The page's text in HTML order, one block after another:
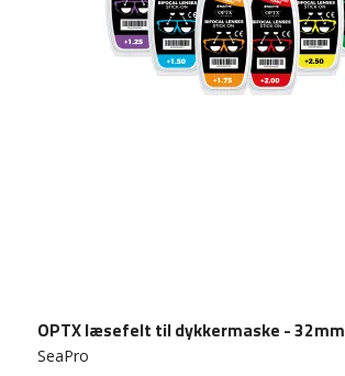
OPTX læsefelt til dykkermaske - 32mm
SeaPro